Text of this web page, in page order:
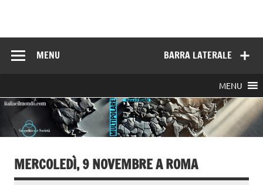
BARRA LATERALE
MENU
MENU
MERCOLEDÌ, 9 NOVEMBRE A ROMA